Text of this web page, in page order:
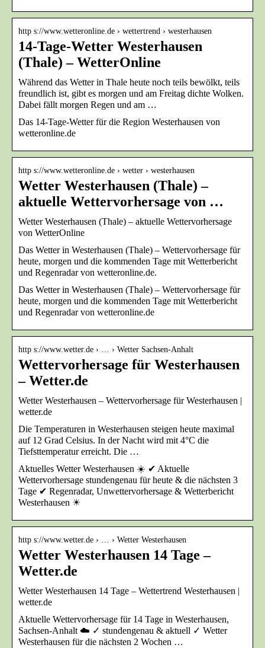
http s://www.wetteronline.de › wettertrend › westerhausen
14-Tage-Wetter Westerhausen
(Thale) – WetterOnline
Während das Wetter in Thale heute noch teils bewölkt, teils
freundlich ist, gibt es morgen und am Freitag dichte Wolken.
Dabei fällt morgen Regen und am …
Das 14-Tage-Wetter für die Region Westerhausen von
wetteronline.de
http s://www.wetteronline.de › wetter › westerhausen
Wetter Westerhausen (Thale) –
aktuelle Wettervorhersage von …
Wetter Westerhausen (Thale) – aktuelle Wettervorhersage
von WetterOnline
Das Wetter in Westerhausen (Thale) – Wettervorhersage für
heute, morgen und die kommenden Tage mit Wetterbericht
und Regenradar von wetteronline.de.
Das Wetter in Westerhausen (Thale) – Wettervorhersage für
heute, morgen und die kommenden Tage mit Wetterbericht
und Regenradar von wetteronline.de
http s://www.wetter.de › … › Wetter Sachsen-Anhalt
Wettervorhersage für Westerhausen
– Wetter.de
Wetter Westerhausen – Wettervorhersage für Westerhausen |
wetter.de
Die Temperaturen in Westerhausen steigen heute maximal
auf 12 Grad Celsius. In der Nacht wird mit 4°C die
Tiefsttemperatur erreicht. Die …
Aktuelles Wetter Westerhausen ☀️ ✔ Aktuelle
Wettervorhersage stundengenau für heute & die nächsten 3
Tage ✔ Regenradar, Unwettervorhersage & Wetterbericht
Westerhausen ☀
http s://www.wetter.de › … › Wetter Westerhausen
Wetter Westerhausen 14 Tage –
Wetter.de
Wetter Westerhausen 14 Tage – Wettertrend Westerhausen |
wetter.de
Aktuelle Wettervorhersage für 14 Tage in Westerhausen,
Sachsen-Anhalt ☁️ ✓ stundengenau & aktuell ✓ Wetter
Westerhausen für die nächsten 2 Wochen …